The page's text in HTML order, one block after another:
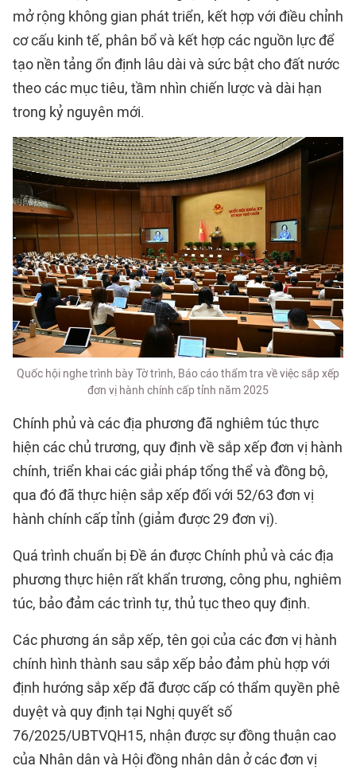
mở rộng không gian phát triển, kết hợp với điều chỉnh
cơ cấu kinh tế, phân bổ và kết hợp các nguồn lực để
tạo nền tảng ổn định lâu dài và sức bật cho đất nước
theo các mục tiêu, tầm nhìn chiến lược và dài hạn
trong kỷ nguyên mới.
Quốc hội nghe trình bày Tờ trình, Báo cáo thẩm tra về việc sắp xếp
đơn vị hành chính cấp tỉnh năm 2025
Chính phủ và các địa phương đã nghiêm túc thực
hiện các chủ trương, quy định về sắp xếp đơn vị hành
chính, triển khai các giải pháp tổng thể và đồng bộ,
qua đó đã thực hiện sắp xếp đối với 52/63 đơn vị
hành chính cấp tỉnh (giảm được 29 đơn vị).
Quá trình chuẩn bị Đề án được Chính phủ và các địa
phương thực hiện rất khẩn trương, công phu, nghiêm
túc, bảo đảm các trình tự, thủ tục theo quy định.
Các phương án sắp xếp, tên gọi của các đơn vị hành
chính hình thành sau sắp xếp bảo đảm phù hợp với
định hướng sắp xếp đã được cấp có thẩm quyền phê
duyệt và quy định tại Nghị quyết số
76/2025/UBTVQH15, nhận được sự đồng thuận cao
của Nhân dân và Hội đồng nhân dân ở các đơn vị